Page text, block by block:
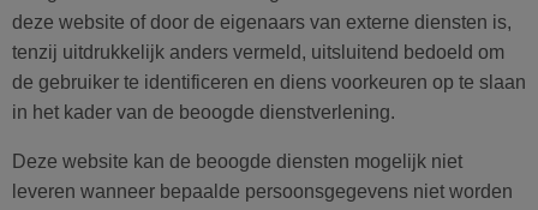
deze website of door de eigenaars van externe diensten is,
tenzij uitdrukkelijk anders vermeld, uitsluitend bedoeld om
de gebruiker te identificeren en diens voorkeuren op te slaan
in het kader van de beoogde dienstverlening.
Deze website kan de beoogde diensten mogelijk niet
leveren wanneer bepaalde persoonsgegevens niet worden